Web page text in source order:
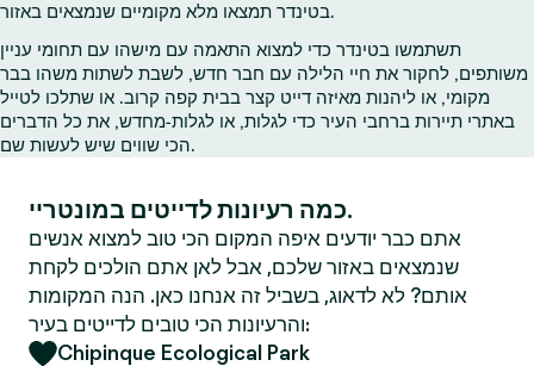
ד
בטינדר תמצאו מלא מקומיים שנמצאים באזור.
תשתמשו בטינדר כדי למצוא התאמה עם מישהו עם תחומי עניין
משותפים, לחקור את חיי הלילה עם חבר חדש, לשבת לשתות משהו בבר
מקומי, או ליהנות מאיזה דייט קצר בבית קפה קרוב. או שתלכו לטייל
באתרי תיירות ברחבי העיר כדי לגלות, או לגלות‑מחדש, את כל הדברים
הכי שווים שיש לעשות שם.
כמה רעיונות לדייטים במונטריי.
אתם כבר יודעים איפה המקום הכי טוב למצוא אנשים
שנמצאים באזור שלכם, אבל לאן אתם הולכים לקחת
אותם? לא לדאוג, בשביל זה אנחנו כאן. הנה המקומות
והרעיונות הכי טובים לדייטים בעיר:
Chipinque Ecological Park